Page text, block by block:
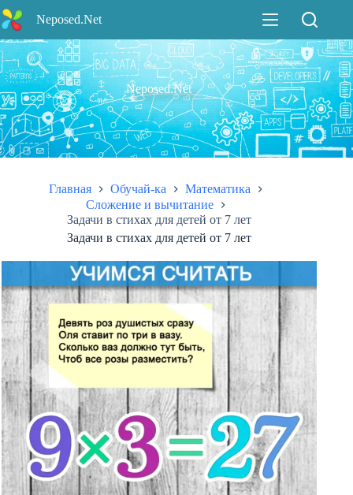
Перейти
к
сути
Neposed.Net
Neposed.Net
Главная Обучай-ка
Математика
Сложение и вычитание
Задачи в стихах для детей от 7 лет
Задачи в стихах для детей от 7 лет